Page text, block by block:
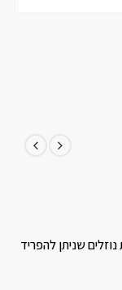
שניתן להפריד